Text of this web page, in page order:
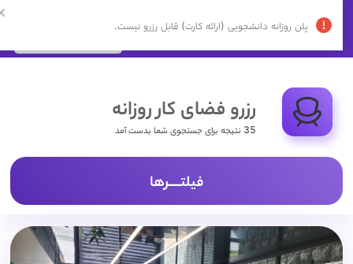
رزرو فضای کار روزانه
35 نتیجه برای جستجوی شما بدست آمد
فیلتـــــرها